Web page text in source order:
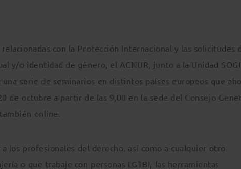
con la Protección Internacional y las solicitudes
y/o identidad de género, el ACNUR, junto a la Unidad SOGI
serie de seminarios en distintos países europeos que
de octubre a partir de las 9,00 en la sede del Consejo
online.
los profesionales del derecho, así como a cualquier otro
o que trabaje con personas LGTBI, las herramientas